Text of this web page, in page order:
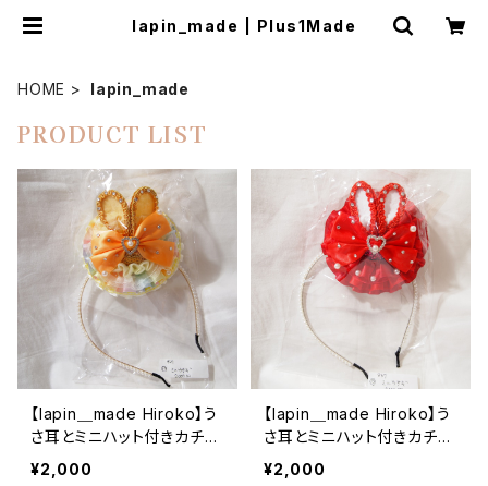
lapin_made | Plus1Made
HOME lapin_made
PRODUCT LIST
【lapin＿made Hiroko】う
さ耳とミニハット付きカチュ
ーシャ（オレンジ）
¥2,000
【lapin＿made Hiroko】う
さ耳とミニハット付きカチュ
ーシャ（レッド）
¥2,000